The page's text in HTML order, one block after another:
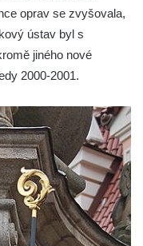
oprav se zvyšovala,
ústav byl s
jiného nové
2000-2001.